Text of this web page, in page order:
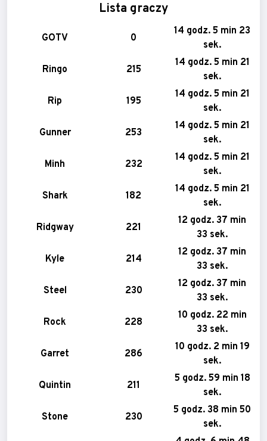
Lista graczy
GOTV 0
14 godz. 5 min 23
sek.
Ringo 215
14 godz. 5 min 21
sek.
Rip 195
14 godz. 5 min 21
sek.
Gunner 253
14 godz. 5 min 21
sek.
Minh 232
14 godz. 5 min 21
sek.
Shark 182
14 godz. 5 min 21
sek.
Ridgway 221
12 godz. 37 min
33 sek.
Kyle 214
12 godz. 37 min
33 sek.
Steel 230
12 godz. 37 min
33 sek.
Rock 228
10 godz. 22 min
33 sek.
Garret 286
10 godz. 2 min 19
sek.
Quintin 211
5 godz. 59 min 18
sek.
Stone 230
5 godz. 38 min 50
sek.